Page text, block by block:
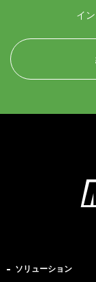
イ
ソリューション